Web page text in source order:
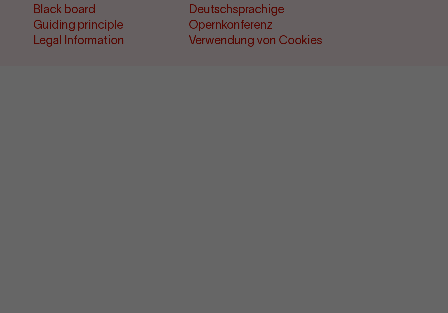
Black board
Guiding principle
Legal Information
Deutschsprachige
Opernkonferenz
Verwendung von Cookies